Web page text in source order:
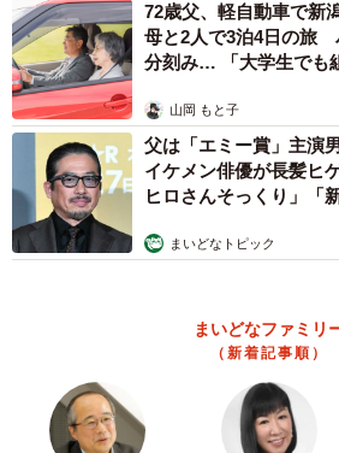
す。外食より安く好きなものを食べ
料理は好きなんだと思います」と話
72歳父、軽自動車で
母と2人で3泊4日の旅
分刻み… 「大学生でも
山岡 もと子
父は「エミー賞」主演
イケメン俳優が長髪ヒ
ヒロさんそっくり」「
まいどなトピック
まいどなファミリ
（新着記事順）